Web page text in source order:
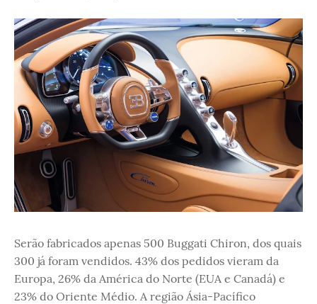
Serão fabricados apenas 500 Buggati Chiron, dos quais
300 já foram vendidos. 43% dos pedidos vieram da
Europa, 26% da América do Norte (EUA e Canadá) e
23% do Oriente Médio. A região Ásia-Pacífico